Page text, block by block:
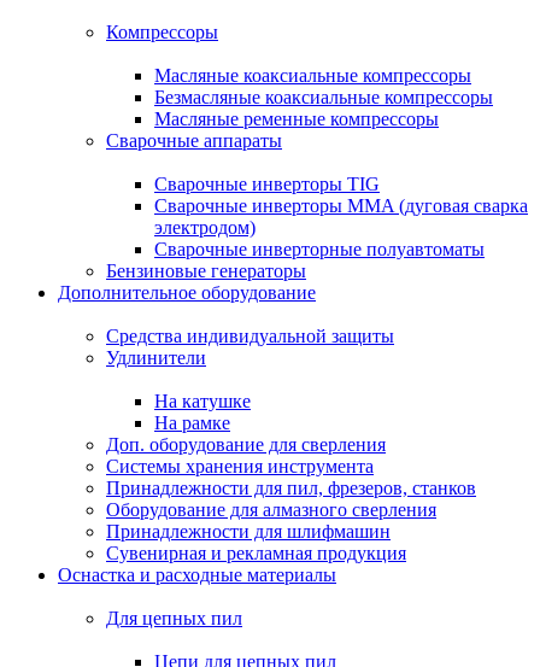
Компрессоры
Масляные коаксиальные компрессоры
Безмасляные коаксиальные компрессоры
Масляные ременные компрессоры
Сварочные аппараты
Сварочные инверторы TIG
Сварочные инверторы MMA (дуговая сварка
электродом)
Сварочные инверторные полуавтоматы
Бензиновые генераторы
Дополнительное оборудование
Средства индивидуальной защиты
Удлинители
На катушке
На рамке
Доп. оборудование для сверления
Системы хранения инструмента
Принадлежности для пил, фрезеров, станков
Оборудование для алмазного сверления
Принадлежности для шлифмашин
Сувенирная и рекламная продукция
Оснастка и расходные материалы
Для цепных пил
Цепи для цепных пил